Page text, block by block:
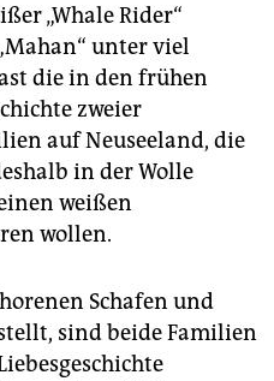
„Whale Rider“
unter viel
die in den frühen
zweier
auf Neuseeland, die
in der Wolle
weißen
wollen.
Schafen und
sind beide Familien